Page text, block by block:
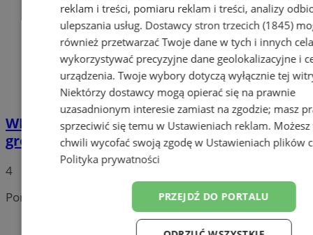
WNET 2025: kolejni eksperci dołączają do
grona prelegentów!
4
Portal należy do sieci
reklam i treści, pomiaru reklam i treści, analizy
ulepszania usług. Dostawcy stron trzecich (1845)
również przetwarzać Twoje dane w tych i innych
wykorzystywać precyzyjne dane geolokalizacyjne i
urządzenia. Twoje wybory dotyczą wyłącznie tej
Niektórzy dostawcy mogą opierać się na prawnie
uzasadnionym interesie zamiast na zgodzie; masz
sprzeciwić się temu w Ustawieniach reklam.
chwili wycofać swoją zgodę w Ustawieniach plików
Polityka prywatności
PRZEJDŹ DO PORTALU